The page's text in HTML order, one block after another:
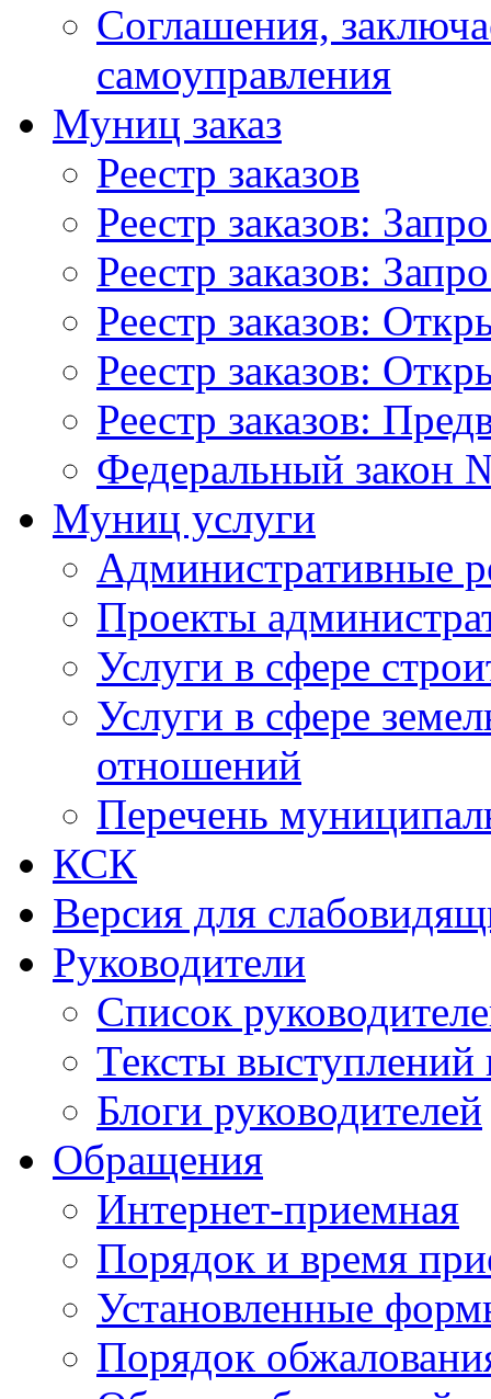
Соглашения,
самоуправления
Муниц заказ
Реестр заказов
Реестр заказов:
Реестр заказов:
Реестр заказов:
Реестр заказов:
Реестр заказов:
Федеральный закон
Муниц услуги
Административные
Проекты
Услуги в сфере
Услуги в сфере
отношений
Перечень
КСК
Версия для
Руководители
Список
Тексты выступлений
Блоги руководителей
Обращения
Интернет-приемная
Порядок и время
Установленные
Порядок